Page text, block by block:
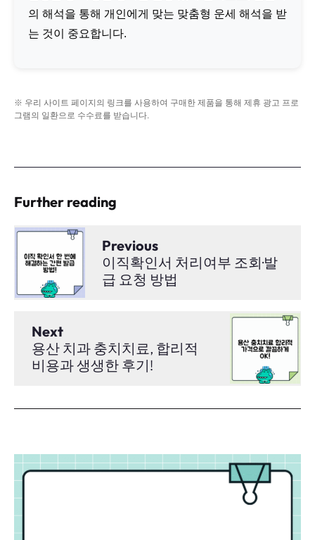
의 해석을 통해 개인에게 맞는 맞춤형 운세 해석을 받
는 것이 중요합니다.
※ 우리 사이트 페이지의 링크를 사용하여 구매한 제품을 통해 제휴 광고 프로
그램의 일환으로 수수료를 받습니다.
Further reading
Previous
이직확인서 처리여부 조회·발
급 요청 방법
Next
용산 치과 충치치료, 합리적
비용과 생생한 후기!